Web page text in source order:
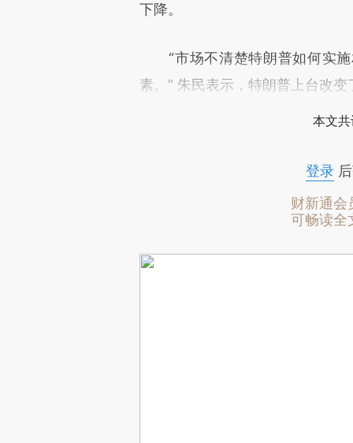
下降。
“市场不清楚特朗普如何实施
素。” 朱民表示，特朗普上台改
本文共
登录后
财新通会
可畅读全